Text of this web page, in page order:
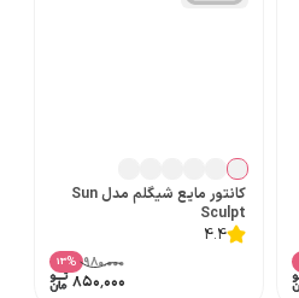
کانتور مایع شیگلم مدل Sun
Sculpt
4.4
۹۸۰٬۰۰۰ %
13
۸۵۰٬۰۰۰